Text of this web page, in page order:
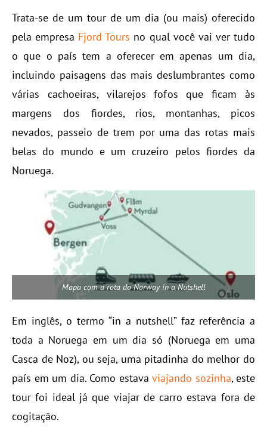
Trata-se de um tour de um dia (ou mais) oferecido
pela empresa Fjord Tours no qual você vai ver tudo
o que o país tem a oferecer em apenas um dia,
incluindo paisagens das mais deslumbrantes como
várias cachoeiras, vilarejos fofos que ficam às
margens dos fiordes, rios, montanhas, picos
nevados, passeio de trem por uma das rotas mais
belas do mundo e um cruzeiro pelos fiordes da
Noruega.
Mapa com a rota do Norway in a Nutshell
Em inglês, o termo “in a nutshell” faz referência a
toda a Noruega em um dia só (Noruega em uma
Casca de Noz), ou seja, uma pitadinha do melhor do
país em um dia. Como estava viajando sozinha, este
tour foi ideal já que viajar de carro estava fora de
cogitação.